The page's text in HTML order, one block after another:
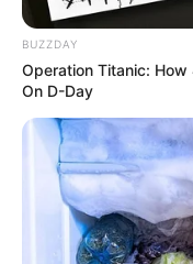
BUZZDAY
Operation Titanic: How
On D-Day